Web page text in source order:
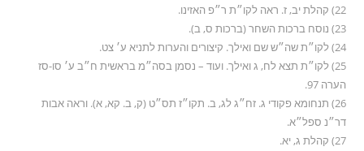
22) קהלת יב, ז. ראה לקו״ת ר״פ האזינו.
23) נוסח ברכות השחר (ברכות ס, ב).
24) לקו״ת שה״ש שם ואילך. קיצורים והערות לתניא ע׳ צט.
25) לקו״ת תצא לח, ג ואילך. ועוד – נסמן בסה״מ בראשית ח״ב ע׳ סו-סז
הערה 97.
26) תנחומא פקודי ג. זח״ג לג, ב. תקו״ז תס״ט (ק, ב. קא, א). וראה אבות
דר״נ ספל״א.
27) קהלת ג, יא.